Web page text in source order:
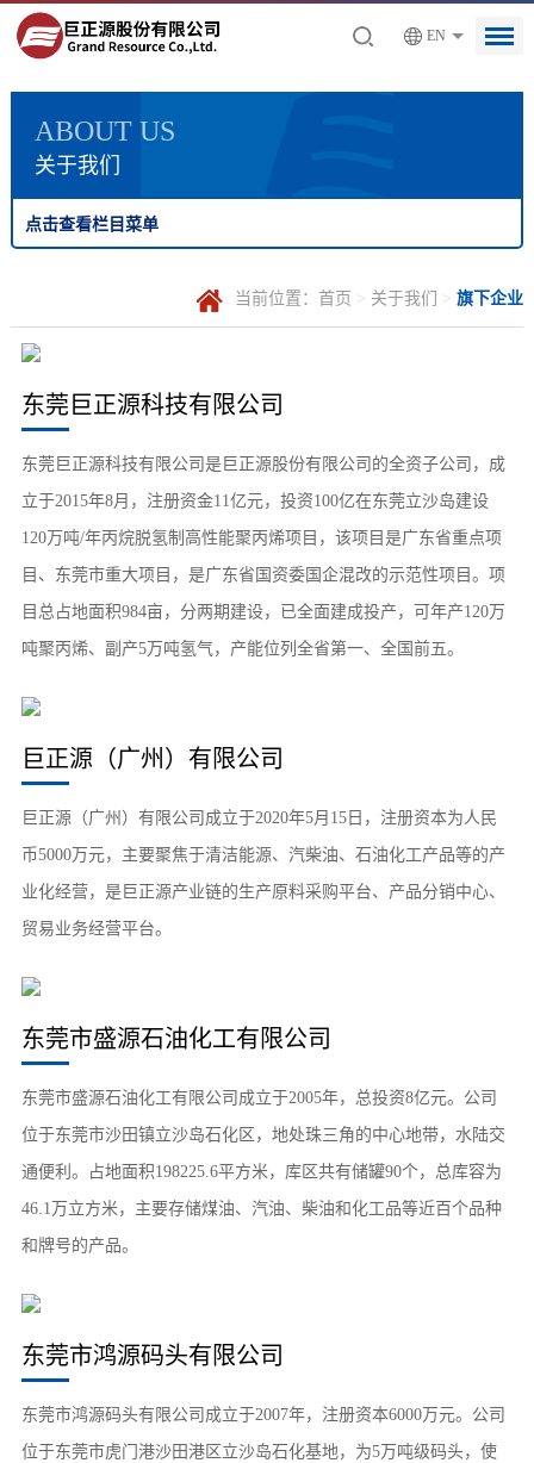
EN
ABOUT US
关于我们
点击查看栏目菜单
当前位置：首页 > 关于我们 >旗下企业
东莞巨正源科技有限公司
东莞巨正源科技有限公司是巨正源股份有限公司的全资子公司，成
立于2015年8月，注册资金11亿元，投资100亿在东莞立沙岛建设
120万吨/年丙烷脱氢制高性能聚丙烯项目，该项目是广东省重点项
目、东莞市重大项目，是广东省国资委国企混改的示范性项目。项
目总占地面积984亩，分两期建设，已全面建成投产，可年产120万
吨聚丙烯、副产5万吨氢气，产能位列全省第一、全国前五。
巨正源（广州）有限公司
巨正源（广州）有限公司成立于2020年5月15日，注册资本为人民
币5000万元，主要聚焦于清洁能源、汽柴油、石油化工产品等的产
业化经营，是巨正源产业链的生产原料采购平台、产品分销中心、
贸易业务经营平台。
东莞市盛源石油化工有限公司
东莞市盛源石油化工有限公司成立于2005年，总投资8亿元。公司
位于东莞市沙田镇立沙岛石化区，地处珠三角的中心地带，水陆交
通便利。占地面积198225.6平方米，库区共有储罐90个，总库容为
46.1万立方米，主要存储煤油、汽油、柴油和化工品等近百个品种
和牌号的产品。
东莞市鸿源码头有限公司
东莞市鸿源码头有限公司成立于2007年，注册资本6000万元。公司
位于东莞市虎门港沙田港区立沙岛石化基地，为5万吨级码头，使